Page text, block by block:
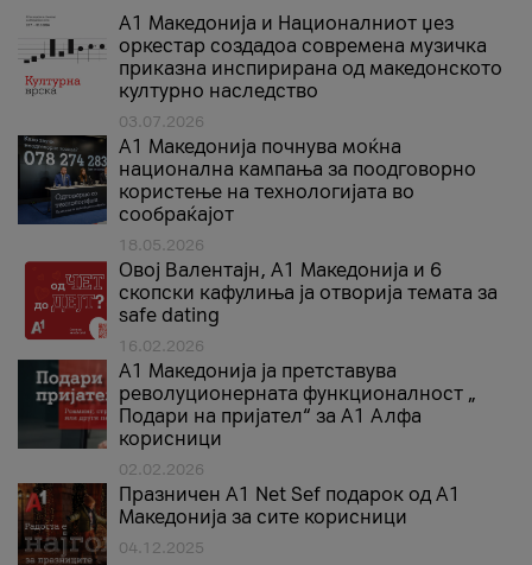
А1 Македонија и Националниот џез
оркестар создадоа современа музичка
приказна инспирирана од македонското
културно наследство
03.07.2026
A1 Македонија почнува моќна
национална кампања за поодговорно
користење на технологијата во
сообраќајот
18.05.2026
Овој Валентајн, A1 Македонија и 6
скопски кафулиња ја отворија темата за
safe dating
16.02.2026
А1 Македонија ја претставува
револуционерната функционалност „
Подари на пријател“ за А1 Алфа
корисници
02.02.2026
Празничен A1 Net Sеf подарок од А1
Македонија за сите корисници
04.12.2025